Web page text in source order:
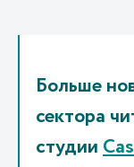
Больше
сектора
студии